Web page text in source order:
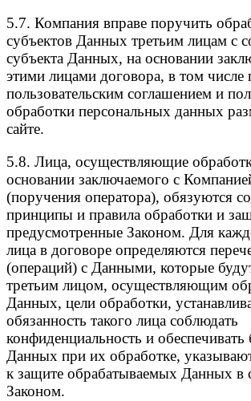
5.7. Компания вправе поручить
субъектов Данных третьим лицам с
субъекта Данных, на основании
этими лицами договора, в том числе
пользовательским соглашением и
обработки персональных данных
сайте.
5.8. Лица, осуществляющие
основании заключаемого с
(поручения оператора), обязуются
принципы и правила обработки и
предусмотренные Законом. Для
лица в договоре определяются
(операций) с Данными, которые
третьим лицом, осуществляющим
Данных, цели обработки,
обязанность такого лица соблюдать
конфиденциальность и обеспечивать
Данных при их обработке,
к защите обрабатываемых Данных в
Законом.